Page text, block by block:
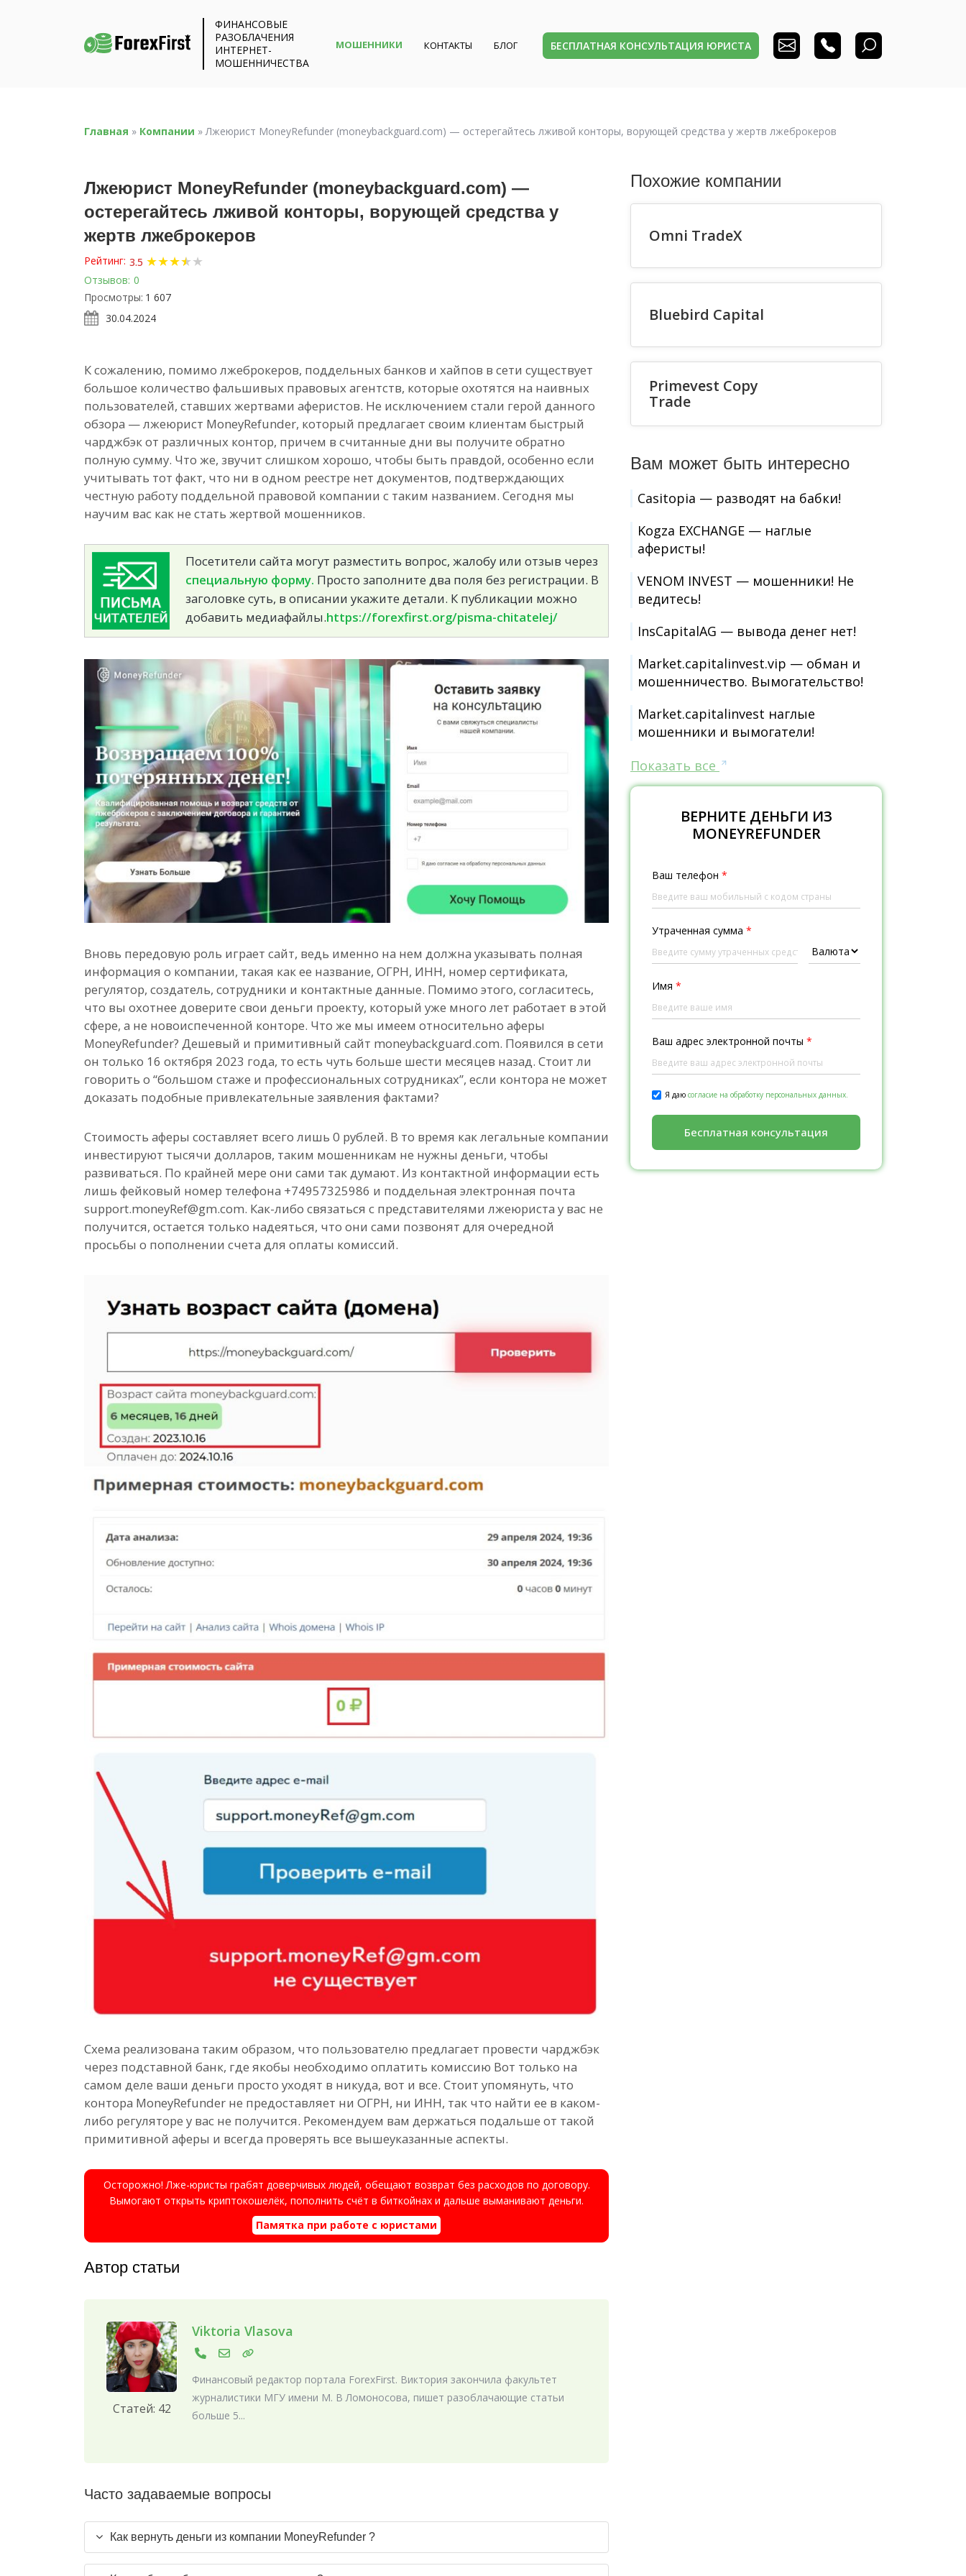
ФИНАНСОВЫЕ
РАЗОБЛАЧЕНИЯ
ИНТЕРНЕТ-
МОШЕННИЧЕСТВА
МОШЕННИКИ КОНТАКТЫ БЛОГ БЕСПЛАТНАЯ КОНСУЛЬТАЦИЯ ЮРИСТА
Главная » Компании »Лжеюрист MoneyRefunder (moneybackguard.com) — остерегайтесь лживой конторы, ворующей средства у жертв лжеброкеров
Лжеюрист MoneyRefunder (moneybackguard.com) —
остерегайтесь лживой конторы, ворующей средства у
жертв лжеброкеров
Рейтинг: 3.5 ★★★★
★★
Отзывов: 0
Просмотры: 1 607
30.04.2024
К сожалению, помимо лжеброкеров, поддельных банков и хайпов в сети существует
большое количество фальшивых правовых агентств, которые охотятся на наивных
пользователей, ставших жертвами аферистов. Не исключением стали герой данного
обзора — лжеюрист MoneyRefunder, который предлагает своим клиентам быстрый
чарджбэк от различных контор, причем в считанные дни вы получите обратно
полную сумму. Что же, звучит слишком хорошо, чтобы быть правдой, особенно если
учитывать тот факт, что ни в одном реестре нет документов, подтверждающих
честную работу поддельной правовой компании с таким названием. Сегодня мы
научим вас как не стать жертвой мошенников.
Посетители сайта могут разместить вопрос, жалобу или отзыв через
специальную форму. Просто заполните два поля без регистрации. В
заголовке суть, в описании укажите детали. К публикации можно
добавить медиафайлы.https://forexfirst.org/pisma-chitatelej/
Вновь передовую роль играет сайт, ведь именно на нем должна указывать полная
информация о компании, такая как ее название, ОГРН, ИНН, номер сертификата,
регулятор, создатель, сотрудники и контактные данные. Помимо этого, согласитесь,
что вы охотнее доверите свои деньги проекту, который уже много лет работает в этой
сфере, а не новоиспеченной конторе. Что же мы имеем относительно аферы
MoneyRefunder? Дешевый и примитивный сайт moneybackguard.com. Появился в сети
он только 16 октября 2023 года, то есть чуть больше шести месяцев назад. Стоит ли
говорить о “большом стаже и профессиональных сотрудниках”, если контора не может
доказать подобные привлекательные заявления фактами?
Стоимость аферы составляет всего лишь 0 рублей. В то время как легальные компании
инвестируют тысячи долларов, таким мошенникам не нужны деньги, чтобы
развиваться. По крайней мере они сами так думают. Из контактной информации есть
лишь фейковый номер телефона +74957325986 и поддельная электронная почта
support.moneyRef@gm.com. Как-либо связаться с представителями лжеюриста у вас не
получится, остается только надеяться, что они сами позвонят для очередной
просьбы о пополнении счета для оплаты комиссий.
Схема реализована таким образом, что пользователю предлагает провести чарджбэк
через подставной банк, где якобы необходимо оплатить комиссию Вот только на
самом деле ваши деньги просто уходят в никуда, вот и все. Стоит упомянуть, что
контора MoneyRefunder не предоставляет ни ОГРН, ни ИНН, так что найти ее в каком-
либо регуляторе у вас не получится. Рекомендуем вам держаться подальше от такой
примитивной аферы и всегда проверять все вышеуказанные аспекты.
Осторожно! Лже-юристы грабят доверчивых людей, обещают возврат без расходов по договору.
Вымогают открыть криптокошелёк, пополнить счёт в биткойнах и дальше выманивают деньги.
Памятка при работе с юристами
Автор статьи
Статей: 42
Viktoria Vlasova
Финансовый редактор портала ForexFirst. Виктория закончила факультет
журналистики МГУ имени М. В Ломоносова, пишет разоблачающие статьи
больше 5...
Часто задаваемые вопросы
Как вернуть деньги из компании MoneyRefunder ?
Похожие компании
Omni TradeX
Bluebird Capital
Primevest Copy
Trade
Вам может быть интересно
Casitopia — разводят на бабки!
Kogza EXCHANGE — наглые
аферисты!
VENOM INVEST — мошенники! Не
ведитесь!
InsCapitalAG — вывода денег нет!
Market.capitalinvest.vip — обман и
мошенничество. Вымогательство!
Market.capitalinvest наглые
мошенники и вымогатели!
Показать все
ВЕРНИТЕ ДЕНЬГИ ИЗ
MONEYREFUNDER
Ваш телефон *
Утраченная сумма *
Имя *
Ваш адрес электронной почты *
Я даю согласие на обработку персональных данных.
Бесплатная консультация